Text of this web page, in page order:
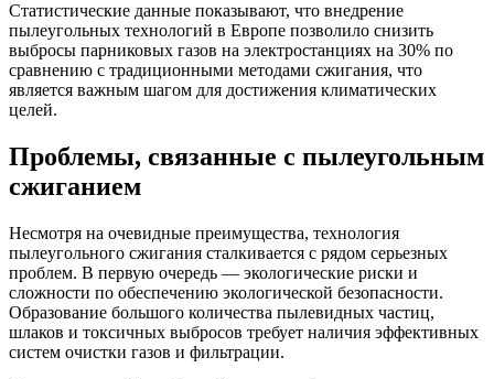
Статистические данные показывают, что внедрение
пылеугольных технологий в Европе позволило снизить
выбросы парниковых газов на электростанциях на 30% по
сравнению с традиционными методами сжигания, что
является важным шагом для достижения климатических
целей.
Проблемы, связанные с пылеугольным
сжиганием
Несмотря на очевидные преимущества, технология
пылеугольного сжигания сталкивается с рядом серьезных
проблем. В первую очередь — экологические риски и
сложности по обеспечению экологической безопасности.
Образование большого количества пылевидных частиц,
шлаков и токсичных выбросов требует наличия эффективных
систем очистки газов и фильтрации.